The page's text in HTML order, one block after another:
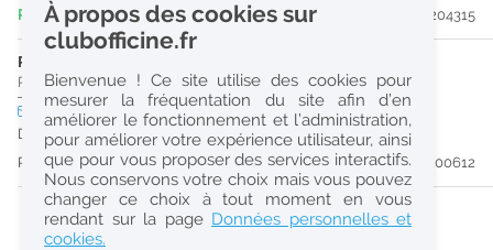
Réinitialiser
Publiée il y a 3 jour(s)
#204315
PRÉPARATEUR EN PHARMACIE (H/F)
Pharmacie d'Officine|03150 Saint-Gérand-Le-Puy
CDD temps plein Logement
Du 13/09/26 au 31/03/27
Publiée il y a 53 jour(s)
#200612
À propos des cookies sur
clubofficine.fr
Bienvenue ! Ce site utilise des cookies pour
mesurer la fréquentation du site afin d’en
améliorer le fonctionnement et l’administration,
pour améliorer votre expérience utilisateur, ainsi
que pour vous proposer des services interactifs.
Nous conservons votre choix mais vous pouvez
changer ce choix à tout moment en vous
rendant sur la page Données personnelles et
cookies.